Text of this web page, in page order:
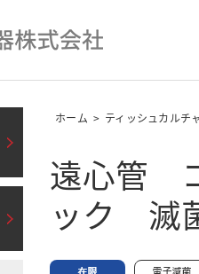
ホーム > ティッシュカルチ
遠心管
ック 滅